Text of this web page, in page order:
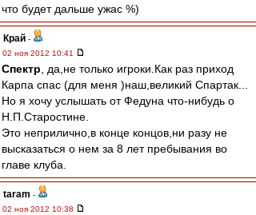
что будет дальше ужас %)
Край -
02 ноя 2012 10:41
Спектр , да,не только игроки.Как раз приход
Карпа спас (для меня )наш,великий Спартак...
Но я хочу услышать от Федуна что-нибудь о
Н.П.Старостине.
Это неприлично,в конце концов,ни разу не
высказаться о нем за 8 лет пребывания во
главе клуба.
taram -
02 ноя 2012 10:38